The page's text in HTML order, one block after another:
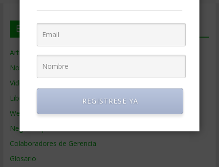
En deGerencia.com
Artículos de Gerencia
Noticias de Gerencia
Videos de Gerencia
Libros de Gerencia
Webs de Gerencia
Negocios por País
Colaboradores de Gerencia
Glosario
REGISTRESE YA